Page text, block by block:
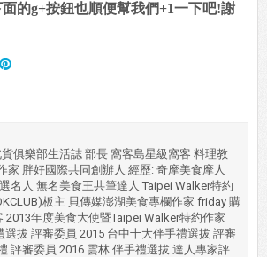
的g+按鈕也順便幫我們+1一下吧!謝
俱樂部生活誌 部長 窩客島星級窩客 料理教
家 胖好國際共同創辦人 經歷: 奇摩美食摩人
名人 無名美食王共筆達人 Taipei Walker特約
板主 貝傳媒澎湖美食專欄作家 friday 購
2013年度美食大使暨Taipei Walker特約作家
選拔 評審委員 2015 台中十大伴手禮選拔 評審
評審委員 2016 雲林 伴手禮選拔 達人專家評